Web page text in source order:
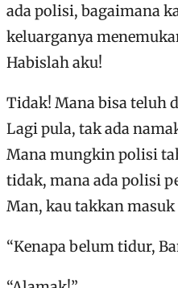
ada polisi, bagaimana
keluarganya
Habislah aku!
Tidak! Mana bisa teluh
Lagi pula, tak ada
Mana mungkin polisi
tidak, mana ada polisi
Man, kau takkan masuk
“Kenapa belum tidur,